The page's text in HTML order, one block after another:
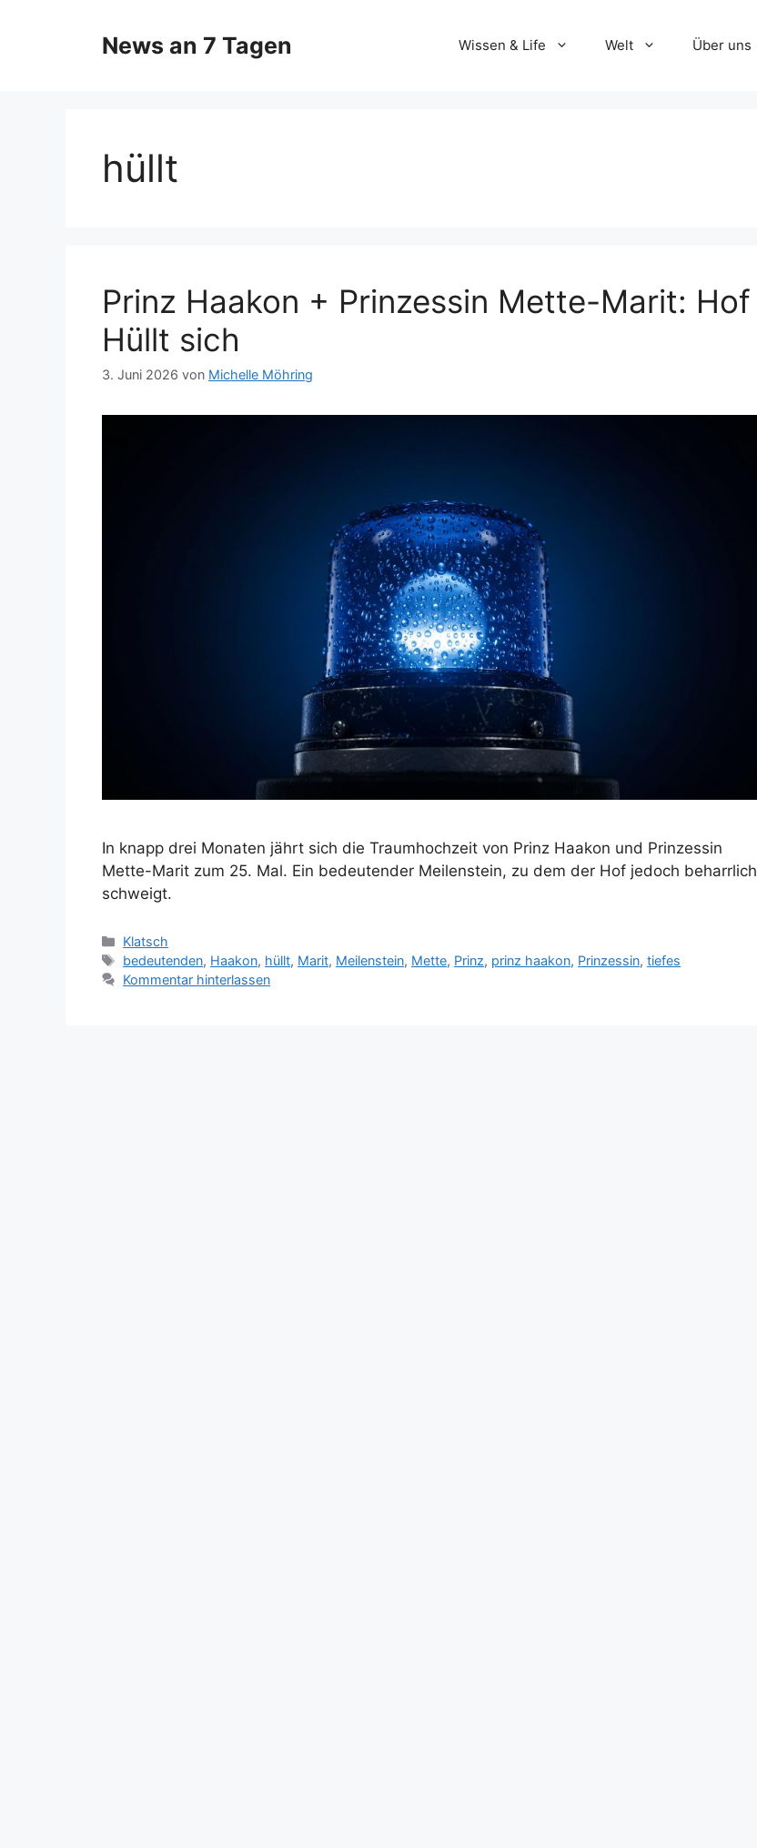
News an 7 Tagen Wissen & Life Welt Über uns
hüllt
Prinz Haakon + Prinzessin Mette-Marit: Hof
Hüllt sich
3. Juni 2026 von Michelle Möhring
In knapp drei Monaten jährt sich die Traumhochzeit von Prinz Haakon und Prinzessin
Mette-Marit zum 25. Mal. Ein bedeutender Meilenstein, zu dem der Hof jedoch beharrlich
schweigt.
Kategorien
Klatsch
Schlagwörter
bedeutenden, Haakon, hüllt, Marit, Meilenstein, Mette, Prinz, prinz haakon, Prinzessin,tiefes
Kommentar hinterlassen